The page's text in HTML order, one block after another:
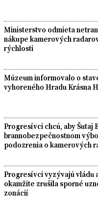
Ministerstvo odmieta
nákupe kamerových
rýchlosti
Múzeum informovalo o
vyhoreného Hradu Krásna
Progresívci chcú, aby Šutaj
brannobezpečnostnom
podozrenia o kamerových
Progresívci vyzývajú vládu
okamžite zrušila sporné
zonácií